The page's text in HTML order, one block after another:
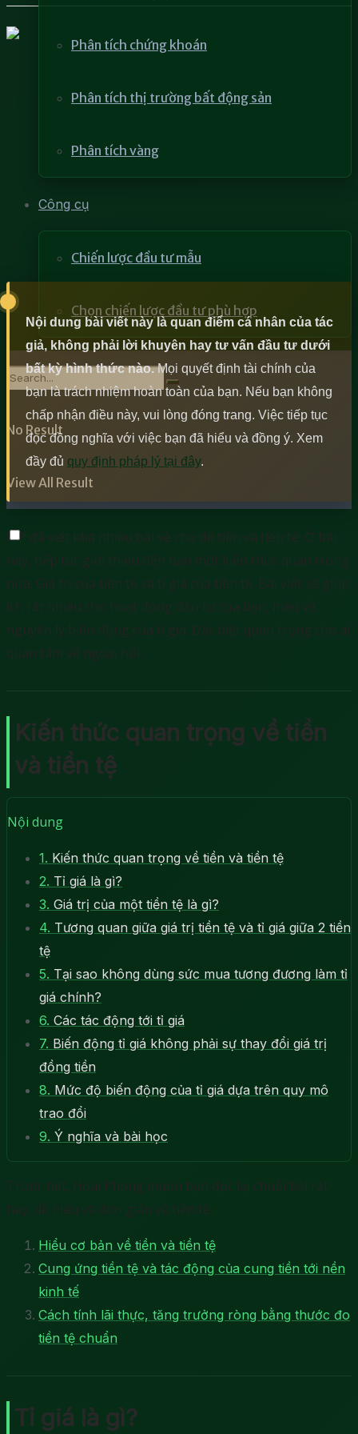
Phân tích chứng khoán
Phân tích thị trường bất động sản
Phân tích vàng
Công cụ
Chiến lược đầu tư mẫu
Chọn chiến lược đầu tư phù hợp
No Result
View All Result
Tìm hiểu về sự tương quan giữa giá trị và tỉ giá tiền tệ
Nội dung bài viết này là quan điểm cá nhân của tác
giả, không phải lời khuyên hay tư vấn đầu tư dưới
bất kỳ hình thức nào.Mọi quyết định tài chính của
bạn là trách nhiệm hoàn toàn của bạn. Nếu bạn không
chấp nhận điều này, vui lòng đóng trang. Việc tiếp tục
đọc đồng nghĩa với việc bạn đã hiểu và đồng ý. Xem
đầy đủ quy định pháp lý tại đây.
H.P đã viết khá nhiều bài về chủ đề tiền và tiền tệ. Ở bài
này, tiếp tục giới thiệu đến bạn một kiến thức quan trọng
nữa: Giá trị của tiền tệ và tỉ giá của tiền tệ. Bài viết sẽ giúp
ích rất nhiều cho hoạt động đầu tư của bạn, hiểu về
nguyên lý biến động của tỉ giá. Đặc biệt quan trọng cho ai
quan tâm về ngoại hối.
Kiến thức quan trọng về tiền
và tiền tệ
Nội dung
1. Kiến thức quan trọng về tiền và tiền tệ
2. Tỉ giá là gì?
3. Giá trị của một tiền tệ là gì?
4. Tương quan giữa giá trị tiền tệ và tỉ giá giữa 2 tiền
tệ
5. Tại sao không dùng sức mua tương đương làm tỉ
giá chính?
6. Các tác động tới tỉ giá
7. Biến động tỉ giá không phải sự thay đổi giá trị
đồng tiền
8. Mức độ biến động của tỉ giá dựa trên quy mô
trao đổi
9. Ý nghĩa và bài học
Trước hết, Hoài Phong muốn bạn đọc lại chuỗi bài rất
hay, dễ hiểu và đơn giản về tiền tệ.
Hiểu cơ bản về tiền và tiền tệ
Cung ứng tiền tệ và tác động của cung tiền tới nền
kinh tế
Cách tính lãi thực, tăng trưởng ròng bằng thước đo
tiền tệ chuẩn
Tỉ giá là gì?